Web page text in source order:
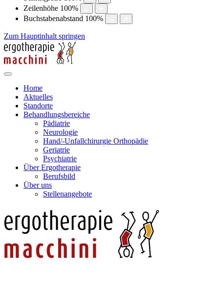
Zeilenhöhe 100%
Buchstabenabstand 100%
Zum Hauptinhalt springen
Home
Aktuelles
Standorte
Behandlungsbereiche
Pädiatrie
Neurologie
Hand/-Unfallchirurgie Orthopädie
Geriatrie
Psychiatrie
Über Ergotherapie
Berufsbild
Über uns
Stellenangebote